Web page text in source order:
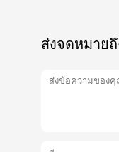
ส่งจดหมายถึ